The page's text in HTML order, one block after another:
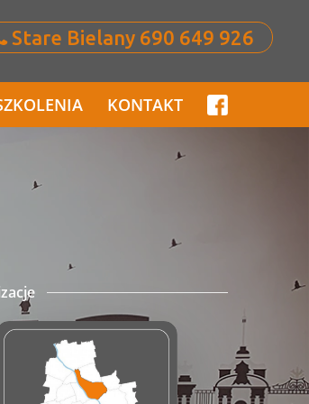
Stare Bielany 690 649 926
KONTAKT